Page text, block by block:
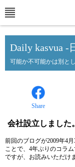
Daily kasvua -
可能か不可能かは別と
Share
会社設立しました
前回のブログが2009年4
ことで、4年ぶりのコラ
ですが、お読みいただけ